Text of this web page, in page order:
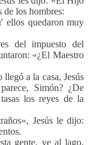
de los hombres:
ellos quedaron muy
del impuesto del
«¿El Maestro
a la casa, Jesús
Simón? ¿De
los reyes de la
Jesús le dijo:
gente, ve al lago,